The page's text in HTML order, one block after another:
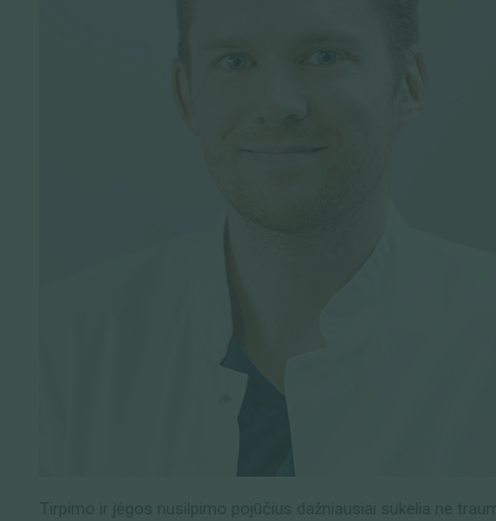
Tirpimo ir jėgos nusilpimo pojūčius dažniausiai sukelia ne